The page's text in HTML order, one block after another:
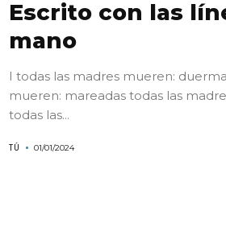
Escrito con las
mano
I todas las madres mueren:
mueren: mareadas todas las
todas las...
TÚ 01/01/2024